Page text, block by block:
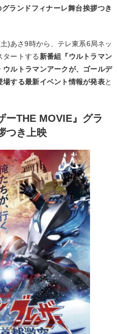
ランドフィナーレ舞台挨拶つき
)あさ9時から、テレ東系6局ネッ
タートする 新番組『ウルトラマン
ルトラマンアークが、ゴールデ
する最新イベント情報が発表と
ーTHE MOVIE』グラ
つき上映